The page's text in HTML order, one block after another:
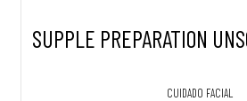
SUPPLE PREPARATION
CUIDADO FACIAL